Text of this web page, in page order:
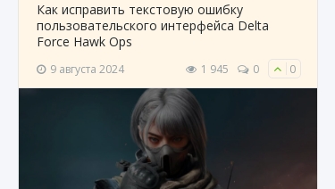
Как исправить текстовую ошибку
пользовательского интерфейса Delta
Force Hawk Ops
9 августа 2024 1 945 0 0